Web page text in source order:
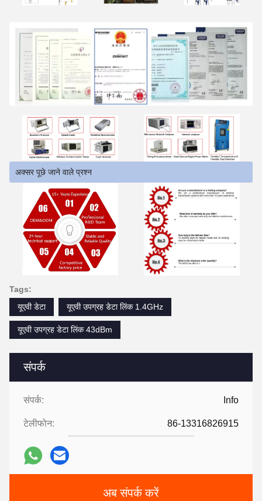
संपर्क
संपर्क: Info
टेलीफोन: 86-13316826915
अब संपर्क करें
अक्सर पूछे जाने वाले प्रश्न
Tags:
यूएवी डेटा
यूएवी उपग्रह डेटा लिंक 1.4GHz
यूएवी उपग्रह डेटा लिंक 43dBm